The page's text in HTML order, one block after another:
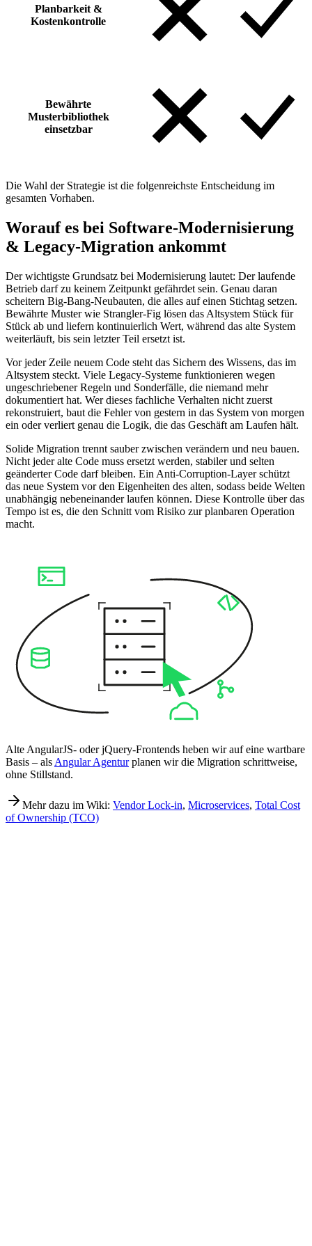
Planbarkeit &
Kostenkontrolle
Bewährte
Musterbibliothek
einsetzbar
Die Wahl der Strategie ist die folgenreichste Entscheidung im
gesamten Vorhaben.
Worauf es bei Software-Modernisierung
& Legacy-Migration ankommt
Der wichtigste Grundsatz bei Modernisierung lautet: Der laufende
Betrieb darf zu keinem Zeitpunkt gefährdet sein. Genau daran
scheitern Big-Bang-Neubauten, die alles auf einen Stichtag setzen.
Bewährte Muster wie Strangler-Fig lösen das Altsystem Stück für
Stück ab und liefern kontinuierlich Wert, während das alte System
weiterläuft, bis sein letzter Teil ersetzt ist.
Vor jeder Zeile neuem Code steht das Sichern des Wissens, das im
Altsystem steckt. Viele Legacy-Systeme funktionieren wegen
ungeschriebener Regeln und Sonderfälle, die niemand mehr
dokumentiert hat. Wer dieses fachliche Verhalten nicht zuerst
rekonstruiert, baut die Fehler von gestern in das System von morgen
ein oder verliert genau die Logik, die das Geschäft am Laufen hält.
Solide Migration trennt sauber zwischen verändern und neu bauen.
Nicht jeder alte Code muss ersetzt werden, stabiler und selten
geänderter Code darf bleiben. Ein Anti-Corruption-Layer schützt
das neue System vor den Eigenheiten des alten, sodass beide Welten
unabhängig nebeneinander laufen können. Diese Kontrolle über das
Tempo ist es, die den Schnitt vom Risiko zur planbaren Operation
macht.
Alte AngularJS- oder jQuery-Frontends heben wir auf eine wartbare
Basis – als Angular Agenturplanen wir die Migration schrittweise,
ohne Stillstand.
Mehr dazu im Wiki: Vendor Lock-in, Microservices, Total Cost
of Ownership (TCO)